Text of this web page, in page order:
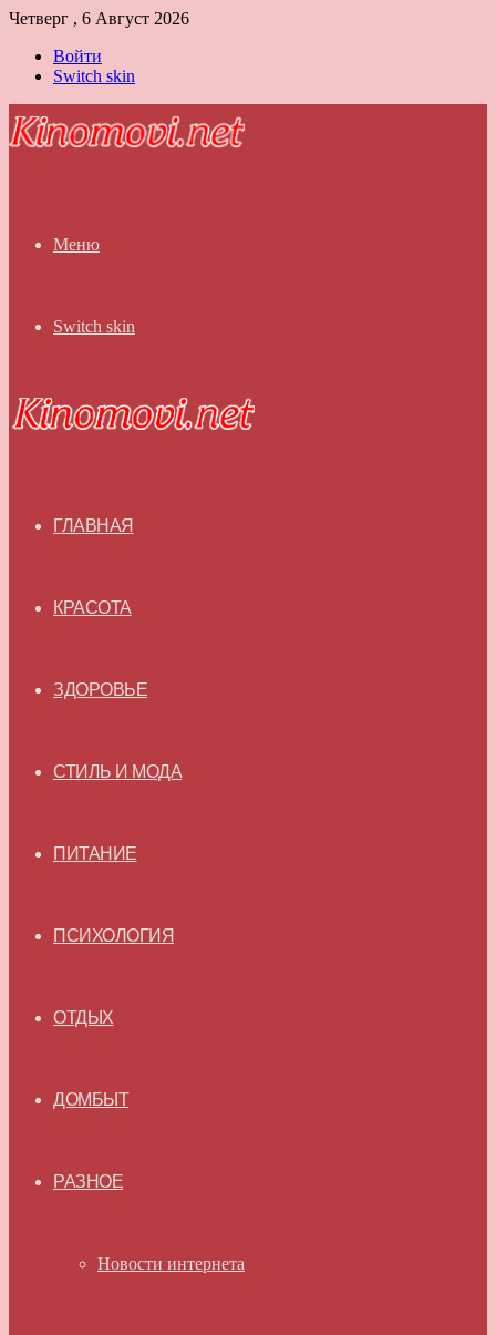
Четверг , 6 Август 2026
Войти
Switch skin
Меню
Switch skin
ГЛАВНАЯ
КРАСОТА
ЗДОРОВЬЕ
СТИЛЬ И МОДА
ПИТАНИЕ
ПСИХОЛОГИЯ
ОТДЫХ
ДОМБЫТ
РАЗНОЕ
Новости интернета